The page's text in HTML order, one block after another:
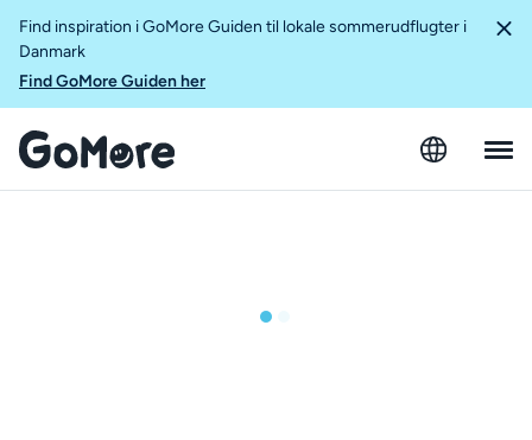
Find inspiration i GoMore Guiden til lokale sommerudflugter i
Danmark
Find GoMore Guiden her